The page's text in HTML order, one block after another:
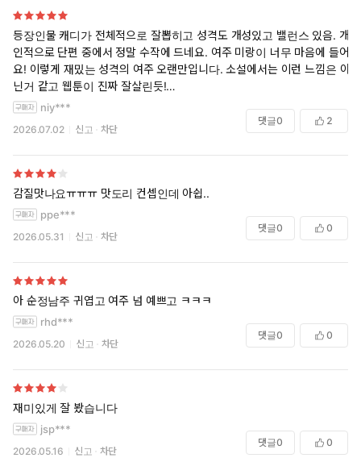
등장인물 캐디가 전체적으로 잘뽑히고 성격도 개성있고 밸런스 있음. 개
인적으로 단편 중에서 정말 수작에 드네요. 여주 미랑이 너무 마음에 들어
요! 이렇게 재밌는 성격의 여주 오랜만입니다. 소설에서는 이런 느낌은 아
닌거 같고 웹툰이 진짜 잘살린듯!
단편으로만 하기에 조금 아쉬워요
niy***
2026.07.02 신고 차단
댓글0 2
감질맛나요ㅠㅠㅠ 맛도리 컨셉인데 아쉽..
ppe***
2026.05.31 신고 차단
댓글0 0
아 순정남주 귀엽고 여주 넘 예쁘고 ㅋㅋㅋ
rhd***
2026.05.20 신고 차단
댓글0 0
재미있게 잘 봤습니다
jsp***
2026.05.16 신고 차단
댓글0 0